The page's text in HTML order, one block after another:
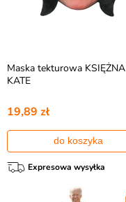
Maska tekturowa KSIĘŻNA
KATE
19,89 zł
do koszyka
Expresowa wysyłka